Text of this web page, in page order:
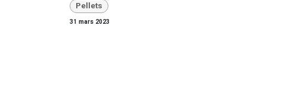
Pellets
31 mars 2023